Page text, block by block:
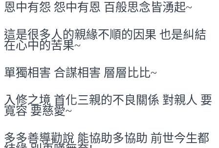
恩中有怨 怨中有恩 百般思念皆湧起~
這是很多人的親緣不順的因果 也是糾結
在心中的苦果~
單獨相害 合謀相害 層層比比~
入修之境 首化三親的不良關係 對親人 要
寬容 要慈愛~
多多善導勸說 能協助多協助 前世今生都